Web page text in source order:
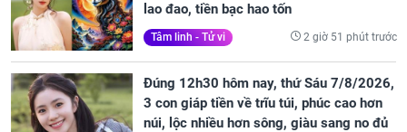
lao đao, tiền bạc hao tốn
Tâm linh - Tử vi 2 giờ 51 phút trước
Đúng 12h30 hôm nay, thứ Sáu 7/8/2026,
3 con giáp tiền về trĩu túi, phúc cao hơn
núi, lộc nhiều hơn sông, giàu sang no đủ